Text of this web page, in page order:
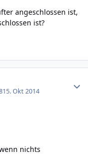
angeschlossen ist,
ist?
15. Okt 2014
nichts